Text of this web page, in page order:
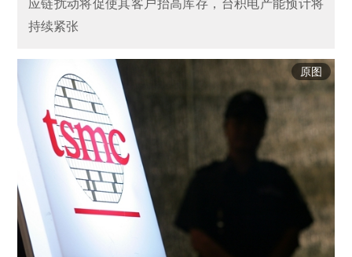
应链扰动将促使其客户抬高库存，台积电产能预计将
持续紧张
原图